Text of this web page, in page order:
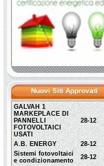
Nuovi Siti Approvati
GALVAH 1
MARKEPLACE DI
PANNELLI
FOTOVOLTAICI
USATI
28-12
A.B. ENERGY
28-12
Sistemi fotovoltaici
e condizionamento
28-12